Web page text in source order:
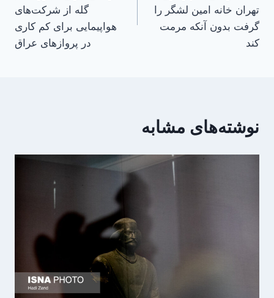
تهران خانه امین لشگر را
گرفت بدون آنکه مرمت
کند
گله از شرکت‌های
هواپیمایی برای کم کاری
در پروازهای عراق
نوشته‌های مشابه